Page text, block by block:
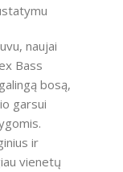
naujai
Bass
bosą,
garsui
ir
vienetų